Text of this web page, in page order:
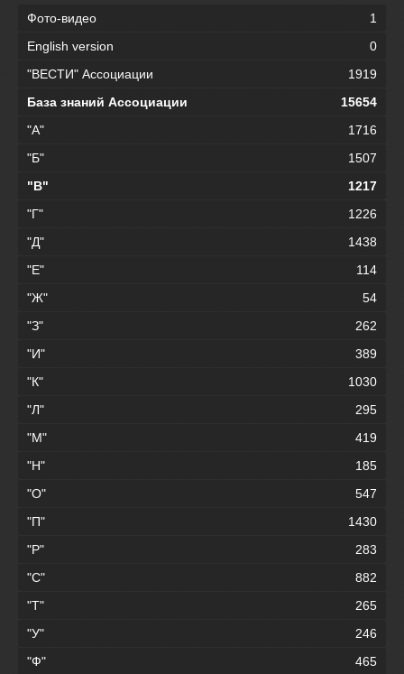
Фото-видео
1
English version
0
"ВЕСТИ" Ассоциации
1919
База знаний Ассоциации
15654
"А"
1716
"Б"
1507
"В"
1217
"Г"
1226
"Д"
1438
"Е"
114
"Ж"
54
"З"
262
"И"
389
"К"
1030
"Л"
295
"М"
419
"Н"
185
"О"
547
"П"
1430
"Р"
283
"С"
882
"Т"
265
"У"
246
"Ф"
465